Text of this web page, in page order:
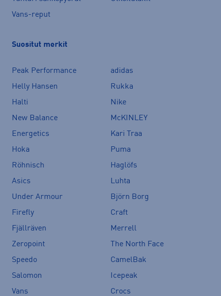
Vans-reput
Suositut merkit
Peak Performance
adidas
Helly Hansen
Rukka
Halti
Nike
New Balance
McKINLEY
Energetics
Kari Traa
Hoka
Puma
Röhnisch
Haglöfs
Asics
Luhta
Under Armour
Björn Borg
Firefly
Craft
Fjällräven
Merrell
Zeropoint
The North Face
Speedo
CamelBak
Salomon
Icepeak
Vans
Crocs